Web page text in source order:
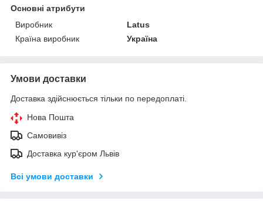
Основні атрибути
Виробник
Latus
Країна виробник
Україна
Умови доставки
Доставка здійснюється тільки по передоплаті.
Нова Пошта
Самовивіз
Доставка кур'єром Львів
Всі умови доставки